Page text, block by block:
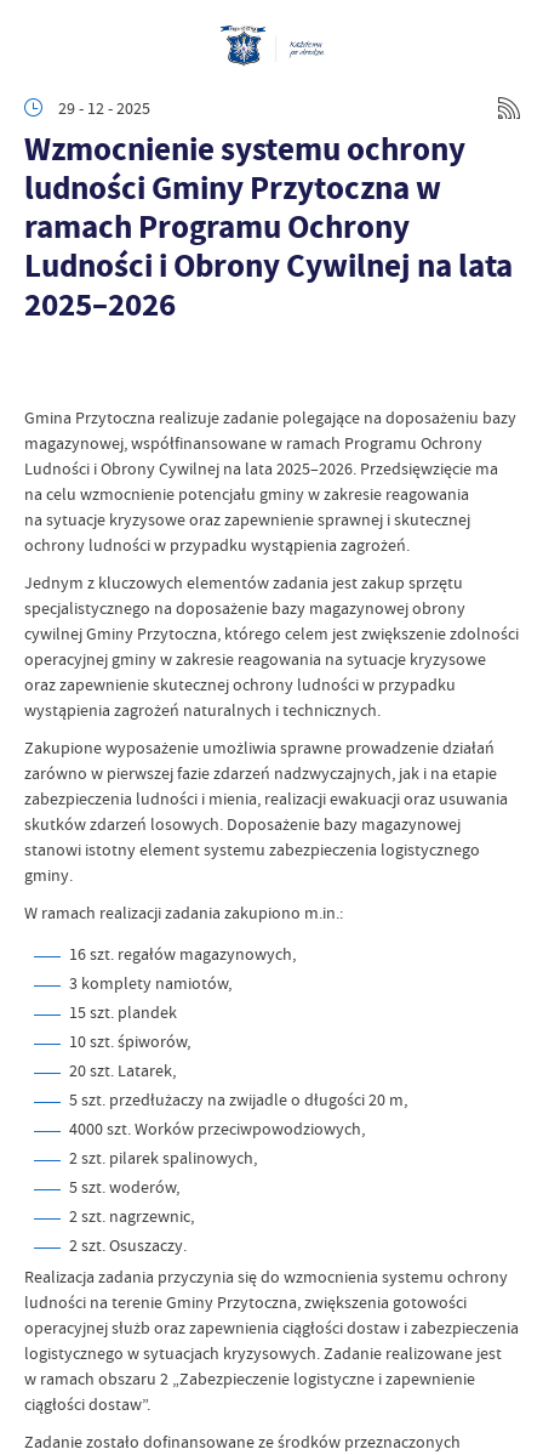
29 - 12 - 2025
Wzmocnienie systemu ochrony
ludności Gminy Przytoczna w
ramach Programu Ochrony
Ludności i Obrony Cywilnej na lata
2025–2026
Gmina Przytoczna realizuje zadanie polegające na doposażeniu bazy
magazynowej, współfinansowane w ramach Programu Ochrony
Ludności i Obrony Cywilnej na lata 2025–2026. Przedsięwzięcie ma
na celu wzmocnienie potencjału gminy w zakresie reagowania
na sytuacje kryzysowe oraz zapewnienie sprawnej i skutecznej
ochrony ludności w przypadku wystąpienia zagrożeń.
Jednym z kluczowych elementów zadania jest zakup sprzętu
specjalistycznego na doposażenie bazy magazynowej obrony
cywilnej Gminy Przytoczna, którego celem jest zwiększenie zdolności
operacyjnej gminy w zakresie reagowania na sytuacje kryzysowe
oraz zapewnienie skutecznej ochrony ludności w przypadku
wystąpienia zagrożeń naturalnych i technicznych.
Zakupione wyposażenie umożliwia sprawne prowadzenie działań
zarówno w pierwszej fazie zdarzeń nadzwyczajnych, jak i na etapie
zabezpieczenia ludności i mienia, realizacji ewakuacji oraz usuwania
skutków zdarzeń losowych. Doposażenie bazy magazynowej
stanowi istotny element systemu zabezpieczenia logistycznego
gminy.
W ramach realizacji zadania zakupiono m.in.:
16 szt. regałów magazynowych,
3 komplety namiotów,
15 szt. plandek
10 szt. śpiworów,
20 szt. Latarek,
5 szt. przedłużaczy na zwijadle o długości 20 m,
4000 szt. Worków przeciwpowodziowych,
2 szt. pilarek spalinowych,
5 szt. woderów,
2 szt. nagrzewnic,
2 szt. Osuszaczy.
Realizacja zadania przyczynia się do wzmocnienia systemu ochrony
ludności na terenie Gminy Przytoczna, zwiększenia gotowości
operacyjnej służb oraz zapewnienia ciągłości dostaw i zabezpieczenia
logistycznego w sytuacjach kryzysowych. Zadanie realizowane jest
w ramach obszaru 2 „Zabezpieczenie logistyczne i zapewnienie
ciągłości dostaw”.
Zadanie zostało dofinansowane ze środków przeznaczonych